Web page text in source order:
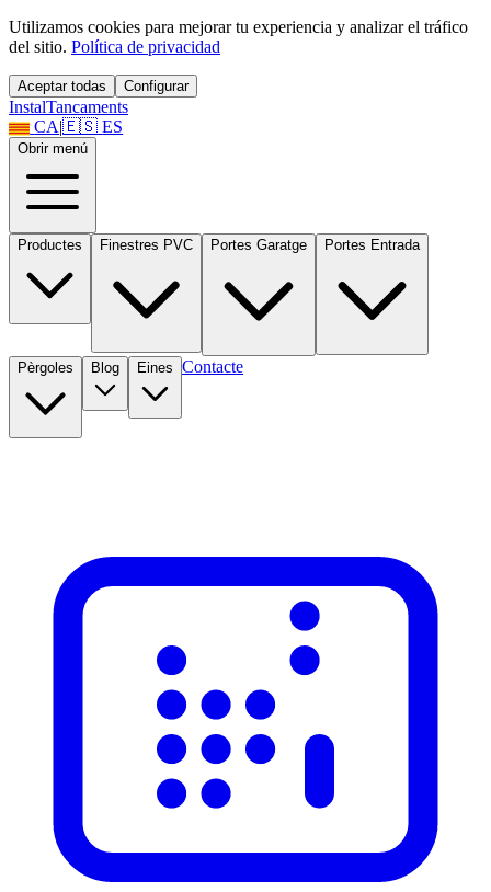
Utilizamos cookies para mejorar tu experiencia y analizar el tráfico
del sitio. Política de privacidad
Aceptar todas Configurar
InstalTancaments
CA|🇪🇸 ES
Obrir menú
Productes Finestres PVC Portes Garatge Portes Entrada
Pèrgoles Blog Eines Contacte